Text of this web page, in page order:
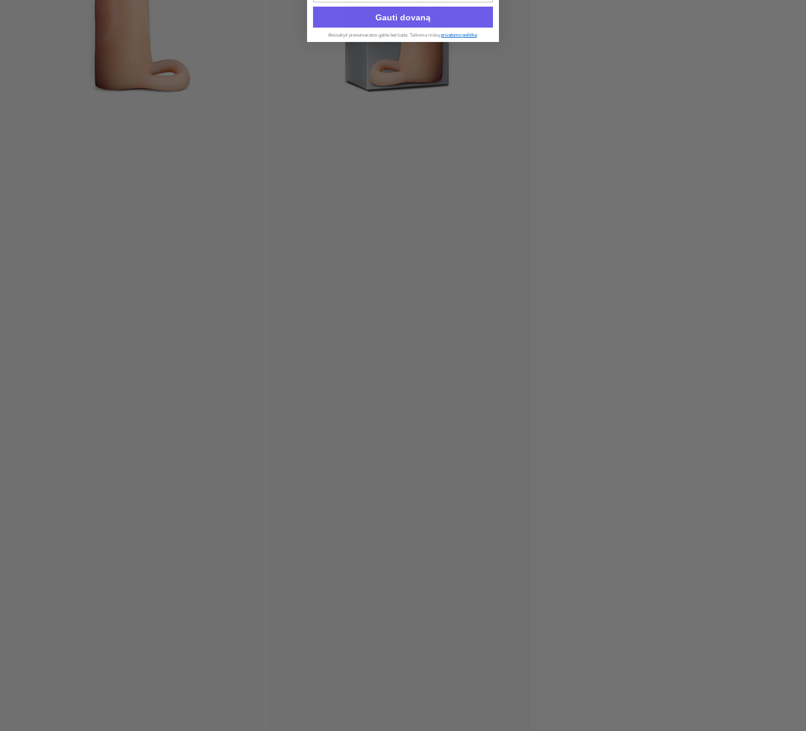
Gauti dovaną
Atsisakyti prenumeratos galite bet kada. Taikoma mūsų privatumo politika.​